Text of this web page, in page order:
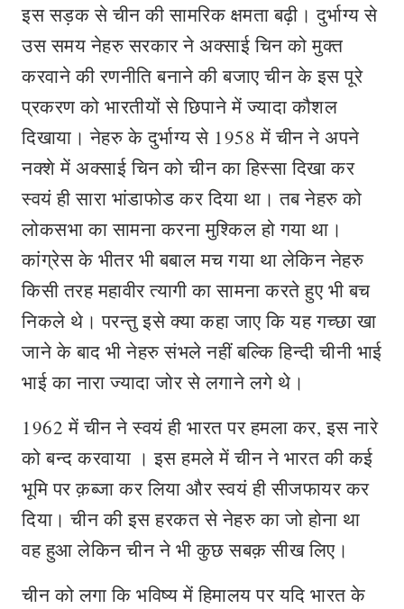
इस सड़क से चीन की सामरिक क्षमता बढ़ी। दुर्भाग्य से
उस समय नेहरु सरकार ने अक्साई चिन को मुक्त
करवाने की रणनीति बनाने की बजाए चीन के इस पूरे
प्रकरण को भारतीयों से छिपाने में ज्यादा कौशल
दिखाया। नेहरु के दुर्भाग्य से 1958 में चीन ने अपने
नक्शे में अक्साई चिन को चीन का हिस्सा दिखा कर
स्वयं ही सारा भांडाफोड कर दिया था। तब नेहरु को
लोकसभा का सामना करना मुश्किल हो गया था।
कांग्रेस के भीतर भी बबाल मच गया था लेकिन नेहरु
किसी तरह महावीर त्यागी का सामना करते हुए भी बच
निकले थे। परन्तु इसे क्या कहा जाए कि यह गच्छा खा
जाने के बाद भी नेहरु संभले नहीं बल्कि हिन्दी चीनी भाई
भाई का नारा ज्यादा जोर से लगाने लगे थे।
1962 में चीन ने स्वयं ही भारत पर हमला कर, इस नारे
को बन्द करवाया । इस हमले में चीन ने भारत की कई
भूमि पर क़ब्जा कर लिया और स्वयं ही सीजफायर कर
दिया। चीन की इस हरकत से नेहरु का जो होना था
वह हुआ लेकिन चीन ने भी कुछ सबक़ सीख लिए।
चीन को लगा कि भविष्य में हिमालय पर यदि भारत के